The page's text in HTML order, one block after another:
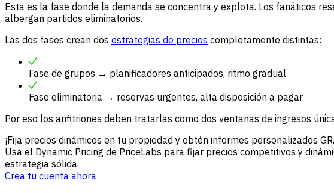
Esta es la fase donde la demanda se concentra y explota. Los fanáticos
albergan partidos eliminatorios.
Las dos fases crean dos estrategias de precios completamente distintas:
Fase de grupos → planificadores anticipados, ritmo gradual
Fase eliminatoria → reservas urgentes, alta disposición a pagar
Por eso los anfitriones deben tratarlas como dos ventanas de ingresos
¡Fija precios dinámicos en tu propiedad y obtén informes personalizados
Usa el Dynamic Pricing de PriceLabs para fijar precios competitivos y
estrategia sólida.
Crea tu cuenta ahora